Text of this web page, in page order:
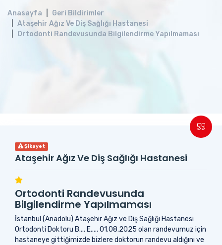
Anasayfa
Geri Bildirimler
Ataşehir Ağız Ve Diş Sağlığı Hastanesi
Ortodonti Randevusunda Bilgilendirme Yapılmaması
Şikayet
Ataşehir Ağız Ve Diş Sağlığı Hastanesi
Ortodonti Randevusunda
Bilgilendirme Yapılmaması
İstanbul (Anadolu) Ataşehir Ağız ve Diş Sağlığı Hastanesi
Ortodonti Doktoru B.... E..... 01.08.2025 olan randevumuz için
hastaneye gittiğimizde bizlere doktorun randevu aldığını ve